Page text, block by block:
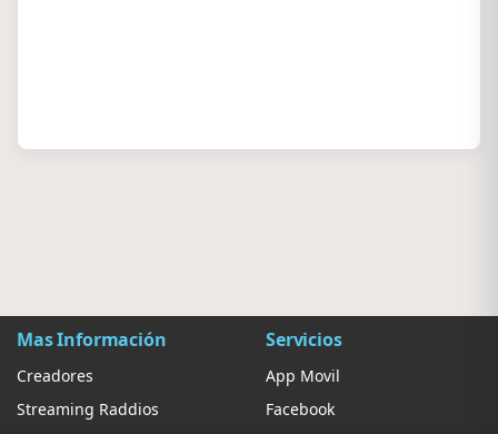
Mas Información
Creadores
Streaming Raddios
Servicios
App Movil
Facebook